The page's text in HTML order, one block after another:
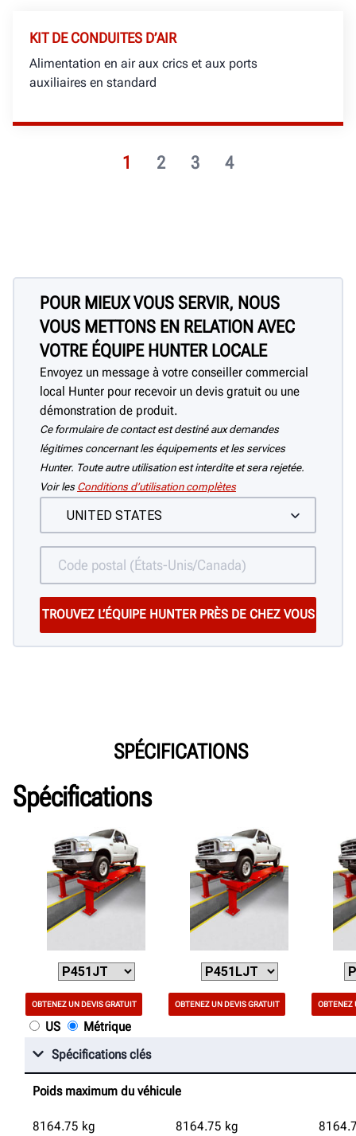
1 2 3 4
KIT DE CONDUITES D’AIR
Alimentation en air aux crics et aux ports
auxiliaires en standard
POUR MIEUX VOUS SERVIR, NOUS
VOUS METTONS EN RELATION AVEC
VOTRE ÉQUIPE HUNTER LOCALE
Envoyez un message à votre conseiller commercial
local Hunter pour recevoir un devis gratuit ou une
démonstration de produit.
Ce formulaire de contact est destiné aux demandes
légitimes concernant les équipements et les services
Hunter. Toute autre utilisation est interdite et sera rejetée.
Voir les Conditions d’utilisation complètes
SPÉCIFICATIONS
Spécifications
OBTENEZ UN DEVIS GRATUIT OBTENEZ UN DEVIS GRATUIT OBTENEZ
US
Métrique
Spécifications clés
Poids maximum du véhicule
8164.75 kg 8164.75 kg